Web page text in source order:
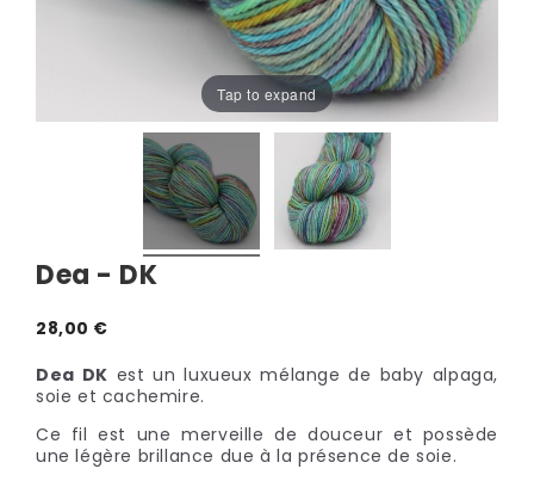
Tap to expand
Dea - DK
28,00 €
Dea DK est un luxueux mélange de baby alpaga,
soie et cachemire.
Ce fil est une merveille de douceur et possède
une légère brillance due à la présence de soie.